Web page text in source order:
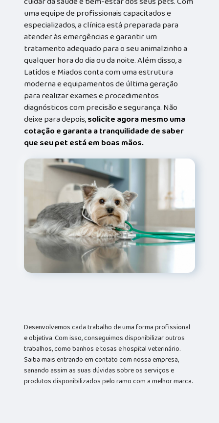
uma equipe de profissionais capacitados e
especializados, a clínica está preparada para
atender às emergências e garantir um
tratamento adequado para o seu animalzinho a
qualquer hora do dia ou da noite. Além disso, a
Latidos e Miados conta com uma estrutura
moderna e equipamentos de última geração
para realizar exames e procedimentos
diagnósticos com precisão e segurança. Não
deixe para depois,solicite agora mesmo uma
cotação e garanta a tranquilidade de saber
que seu pet está em boas mãos.
Desenvolvemos cada trabalho de uma forma profissional
e objetiva. Com isso, conseguimos disponibilizar outros
trabalhos, como banhos e tosas e hospital veterinário.
Saiba mais entrando em contato com nossa empresa,
sanando assim as suas dúvidas sobre os serviços e
produtos disponibilizados pelo ramo com a melhor marca.